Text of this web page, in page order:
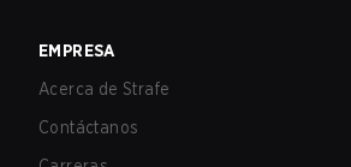
EMPRESA
Acerca de Strafe
Contáctanos